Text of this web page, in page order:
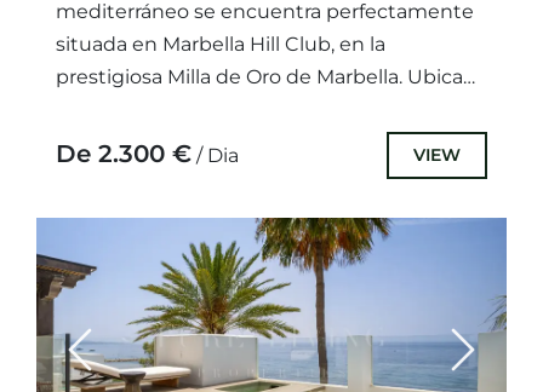
mediterráneo se encuentra perfectamente
situada en Marbella Hill Club, en la
prestigiosa Milla de Oro de Marbella. Ubicada
De 2.300 € / Dia VIEW
Previous Next